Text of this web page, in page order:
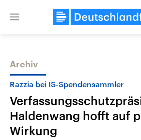
Close
Themen
Archiv
Razzia bei IS-Spendensammler
Haldenwang hofft auf
Wirkung